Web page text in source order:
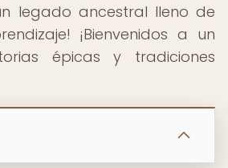
legado ancestral lleno de
¡Bienvenidos a un
épicas y tradiciones